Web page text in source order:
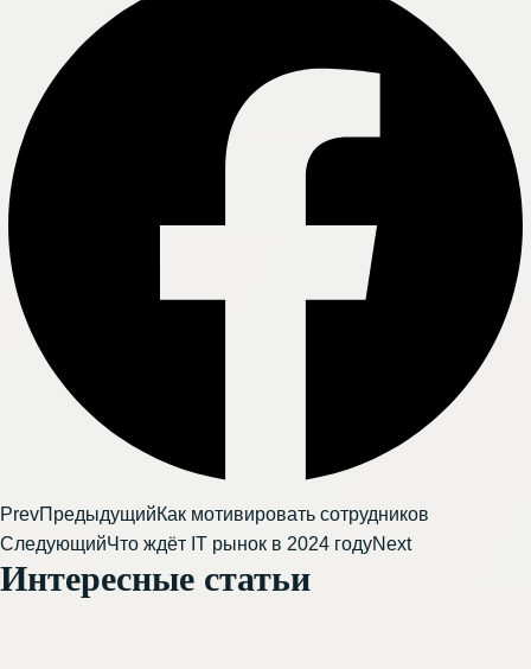
PrevПредыдущийКак мотивировать сотрудников
СледующийЧто ждёт IT рынок в 2024 годуNext
Интересные статьи